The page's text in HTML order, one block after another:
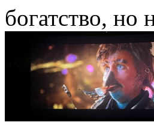
богатство, но